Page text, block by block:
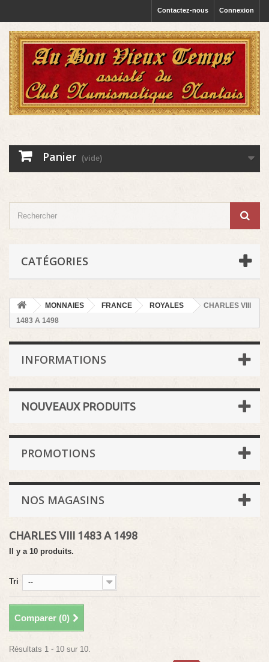
Connexion
Contactez-nous
Panier (vide)
CATÉGORIES
MONNAIES FRANCE ROYALES
CHARLES VIII
1483 A 1498
INFORMATIONS
NOUVEAUX PRODUITS
PROMOTIONS
NOS MAGASINS
CHARLES VIII 1483 A 1498
Il y a 10 produits.
Tri --
Comparer (0)
Résultats 1 - 10 sur 10.